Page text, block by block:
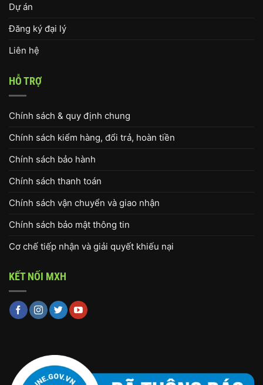
Dự án
Đăng ký đại lý
Liên hệ
HỖ TRỢ
Chính sách & quy định chung
Chính sách kiểm hàng, đổi trả, hoàn tiền
Chính sách bảo hành
Chính sách thanh toán
Chính sách vận chuyển và giao nhận
Chính sách bảo mật thông tin
Cơ chế tiếp nhận và giải quyết khiếu nại
KẾT NỐI MXH